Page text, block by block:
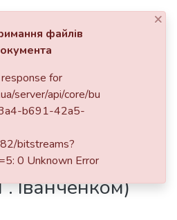
наукового
оцінювання
наукових
Іванченком)
×
файлів
for
server/api/core/bu
b691-42a5-
bitstreams?
0 Unknown Error